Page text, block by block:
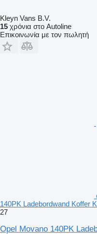
Kleyn Vans B.V.
15 χρόνια στο Autoline
Επικοινωνία με τον πωλητή
140PK Ladebordwand Koffer
27
Opel Movano 140PK